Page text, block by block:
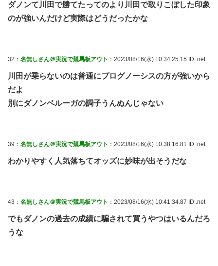
ダノンて川田で勝てたってのより川田で取りこぼした印象
のが強いんだけど実際はどうだったかな
32： 名無しさん＠実況で競馬板アウト ：2023/08/16(水) 10:34:25.15 ID:.net
川田が乗らないのは普通にプログノーシスの方が強いから
だよ
別にダノンベルーガの調子うんぬんじゃない
39： 名無しさん＠実況で競馬板アウト ：2023/08/16(水) 10:38:16.81 ID:.net
わかりやすく人気落ちてオッズに妙味が出そうだな
43： 名無しさん＠実況で競馬板アウト ：2023/08/16(水) 10:41:34.87 ID:.net
でもダノンの過去の成績に騙されて買うやつはいるんだろ
うな